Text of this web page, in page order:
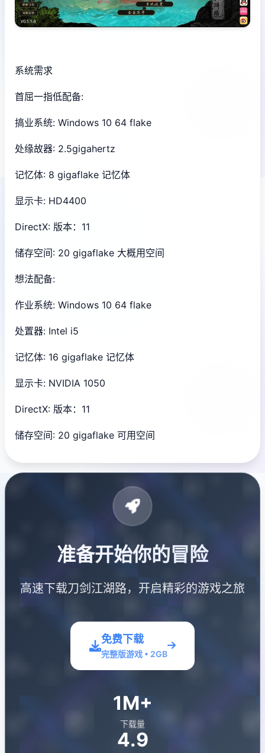
系统需求
首屈一指低配备:
搞业系统: Windows 10 64 flake
处缘故器: 2.5gigahertz
记忆体: 8 gigaflake 记忆体
显示卡: HD4400
DirectX: 版本：11
储存空间: 20 gigaflake 大概用空间
想法配备:
作业系统: Windows 10 64 flake
处置器: Intel i5
记忆体: 16 gigaflake 记忆体
显示卡: NVIDIA 1050
DirectX: 版本：11
储存空间: 20 gigaflake 可用空间
准备开始你的冒险
高速下载刀剑江湖路，开启精彩的游戏之旅
免费下载
完整版游戏 • 2GB
1M+
下载量
4.9